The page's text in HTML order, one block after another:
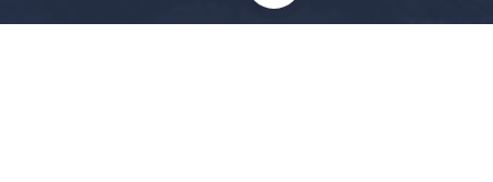
جميع الحقوق محفوظة جامعة المسيلة - 2024